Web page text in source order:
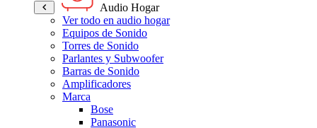
Audio Hogar
Ver todo en audio hogar
Equipos de Sonido
Torres de Sonido
Parlantes y Subwoofer
Barras de Sonido
Amplificadores
Marca
Bose
Panasonic